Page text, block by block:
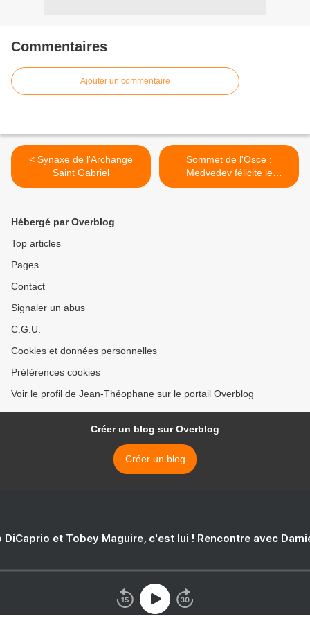
Commentaires
Ajouter un commentaire
< Synaxe de l'Archange
Saint Gabriel
Sommet de l'Osce :
Medvedev félicite le
Président Kazakh >
Hébergé par Overblog
Top articles
Pages
Contact
Signaler un abus
C.G.U.
Cookies et données personnelles
Préférences cookies
Voir le profil de Jean-Théophane sur le portail Overblog
Créer un blog sur Overblog
Créer un blog
DiCaprio et Tobey Maguire, c'est lui ! Rencontre avec